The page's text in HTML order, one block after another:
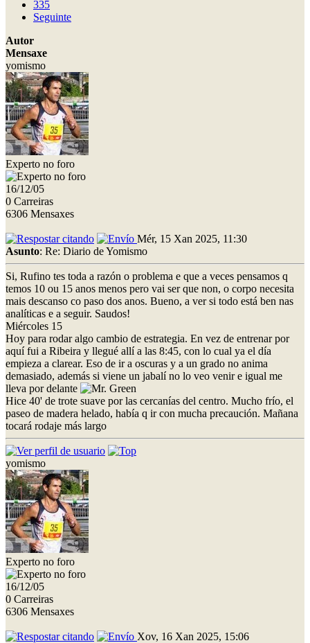
335
Seguinte
Autor
Mensaxe
yomismo
Experto no foro
16/12/05
0 Carreiras
6306 Mensaxes
Mér, 15 Xan 2025, 11:30
Asunto: Re: Diario de Yomismo
Si, Rufino tes toda a razón o problema e que a veces pensamos q
temos 10 ou 15 anos menos pero vai ser que non, o corpo necesita
mais descanso co paso dos anos. Bueno, a ver si todo está ben nas
analíticas e a seguir. Saudos!
Miércoles 15
Hoy para rodar algo cambio de estrategia. En vez de entrenar por
aquí fui a Ribeira y llegué allí a las 8:45, con lo cual ya el día
empieza a clarear. Eso de ir a oscuras y a un grado no anima
demasiado, además si viene un jabalí no lo veo venir e igual me
lleva por delante
Hice 40' de trote suave por las cercanías del centro. Mucho frío, el
paseo de madera helado, había q ir con mucha precaución. Mañana
tocará rodaje más largo
yomismo
Experto no foro
16/12/05
0 Carreiras
6306 Mensaxes
Xov, 16 Xan 2025, 15:06